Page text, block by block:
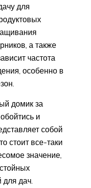
для
а также
частота
особенно в
домик за
и
собой
стоит все-таки
значение,
для дач.